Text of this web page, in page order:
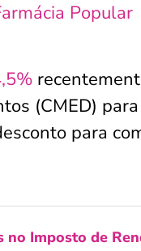
Popular
(CMED)
para
no Imposto de